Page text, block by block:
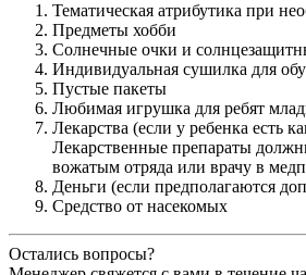
Тематическая атрибутика при
Предметы хобби
Солнечные очки и
Индивидуальная сушилка для
Пустые пакеты
Любимая игрушка для ребят
Лекарства (если у ребенка есть
Лекарственные препараты
вожатым отряда или врачу в
Деньги (если предполагаются
Средство от насекомых
Остались вопросы?